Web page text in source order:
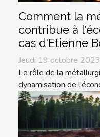
Comment la
contribue à
cas d'Etienne
Jeudi 19 octobre
Le rôle de la
dynamisation de